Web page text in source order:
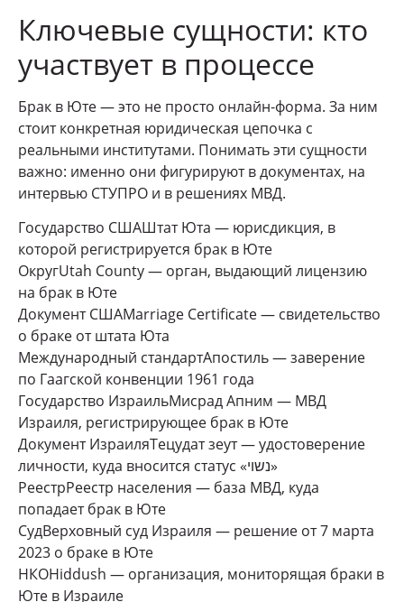
Ключевые сущности: кто
участвует в процессе
Брак в Юте — это не просто онлайн-форма. За ним
стоит конкретная юридическая цепочка с
реальными институтами. Понимать эти сущности
важно: именно они фигурируют в документах, на
интервью СТУПРО и в решениях МВД.
Государство СШАШтат Юта — юрисдикция, в
которой регистрируется брак в Юте
ОкругUtah County — орган, выдающий лицензию
на брак в Юте
Документ СШАMarriage Certificate — свидетельство
о браке от штата Юта
Международный стандартАпостиль — заверение
по Гаагской конвенции 1961 года
Государство ИзраильМисрад Апним — МВД
Израиля, регистрирующее брак в Юте
Документ ИзраиляТецудат зеут — удостоверение
личности, куда вносится статус «נשוי»
РеестрРеестр населения — база МВД, куда
попадает брак в Юте
СудВерховный суд Израиля — решение от 7 марта
2023 о браке в Юте
НКОHiddush — организация, мониторящая браки в
Юте в Израиле